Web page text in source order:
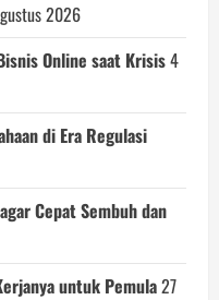
2026
Online saat Krisis4
di Era Regulasi
Cepat Sembuh dan
untuk Pemula27